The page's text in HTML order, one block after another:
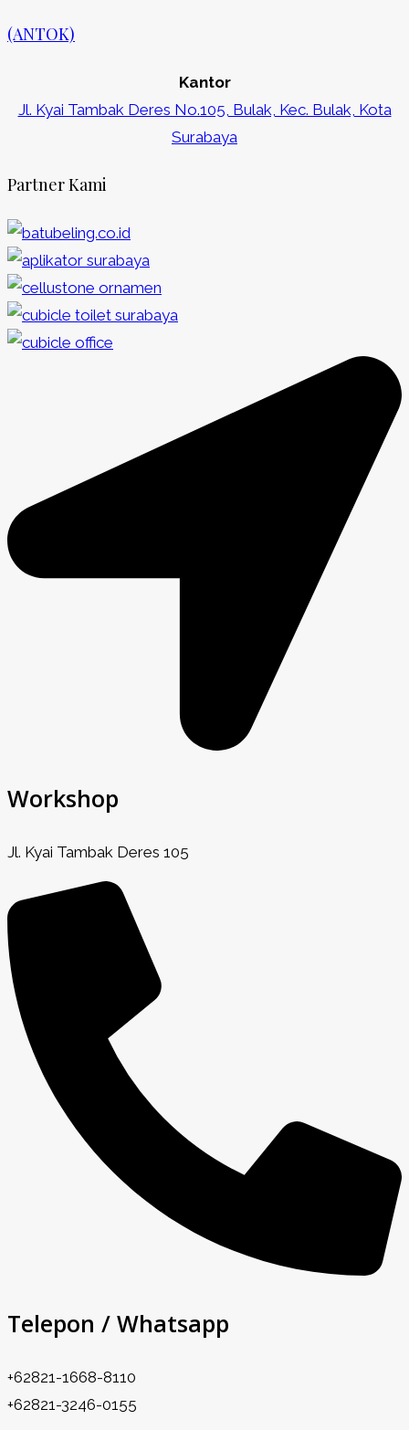
(ANTOK)
Kantor
Jl. Kyai Tambak Deres No.105, Bulak, Kec. Bulak, Kota
Surabaya
Partner Kami
Workshop
Jl. Kyai Tambak Deres 105
Telepon / Whatsapp
+62821-1668-8110
+62821-3246-0155